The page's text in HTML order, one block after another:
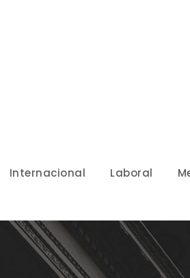
Internacional Laboral